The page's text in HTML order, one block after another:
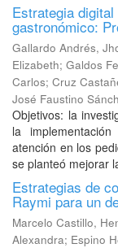
Estrategia
gastronómico:
Gallardo Andrés,
Elizabeth; Galdos
Carlos; Cruz
José Faustino
Objetivos: la
la
atención en los
se planteó mejorar
Estrategias de
Raymi para un
Marcelo Castillo,
Alexandra; Espino